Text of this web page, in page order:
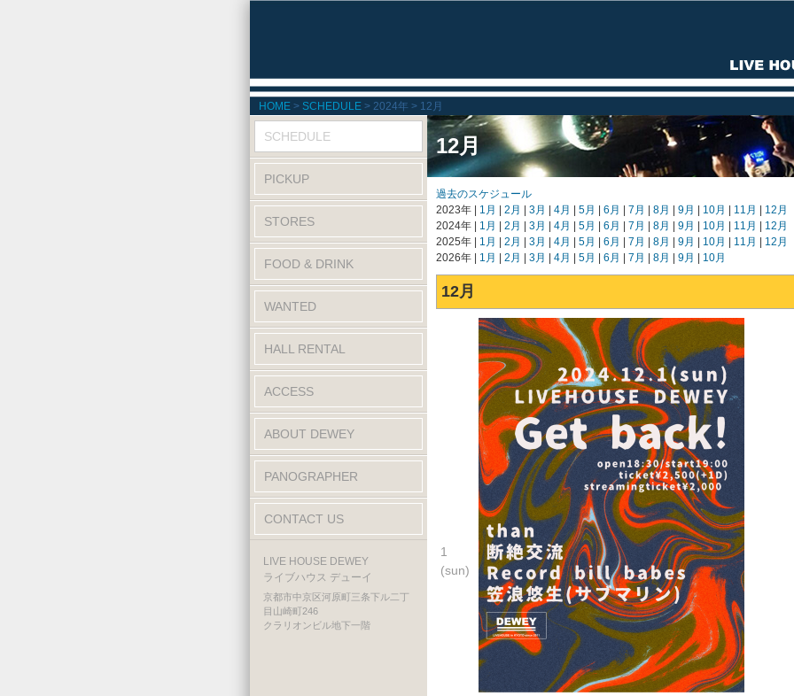
HOME SCHEDULE 2024年 12月
SCHEDULE
PICKUP
STORES
FOOD & DRINK
WANTED
HALL RENTAL
ACCESS
ABOUT DEWEY
PANOGRAPHER
CONTACT US
LIVE HOUSE DEWEY
ライブハウス デューイ
京都市中京区河原町三条下ル二丁
目山崎町246
クラリオンビル地下一階
12月
過去のスケジュール
2023年
1月 2月 3月 4月 5月 6月 7月 8月 9月 10月 11月
12月
2024年
1月 2月 3月 4月 5月 6月 7月 8月 9月 10月 11月
12月
2025年
1月 2月 3月 4月 5月 6月 7月 8月 9月 10月 11月
12月
2026年
1月 2月 3月 4月 5月 6月 7月 8月 9月 10月
12月
1
(sun)